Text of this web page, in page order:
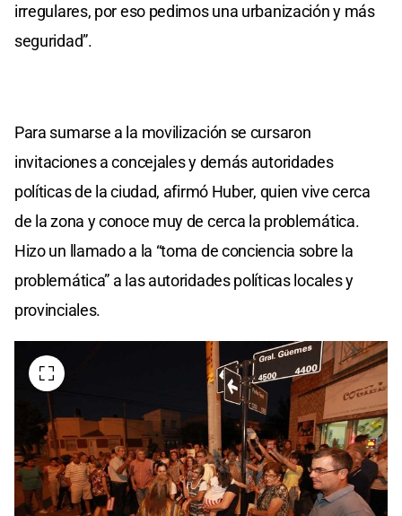
irregulares, por eso pedimos una urbanización y más
seguridad”.
Para sumarse a la movilización se cursaron
invitaciones a concejales y demás autoridades
políticas de la ciudad, afirmó Huber, quien vive cerca
de la zona y conoce muy de cerca la problemática.
Hizo un llamado a la “toma de conciencia sobre la
problemática” a las autoridades políticas locales y
provinciales.